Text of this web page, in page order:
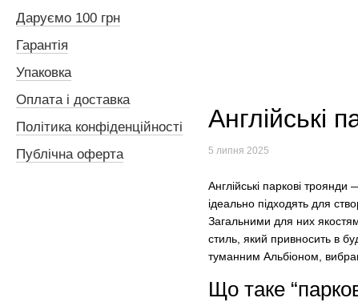
Англійські
5 липня 2025
Англійські паркові
ідеально підходять для
Загальними для них
стиль, який привносить в
туманним Альбіоном,
Що таке
Даруємо 100 грн
Гарантія
Упаковка
Оплата і доставка
Політика конфіденційності
Публічна оферта